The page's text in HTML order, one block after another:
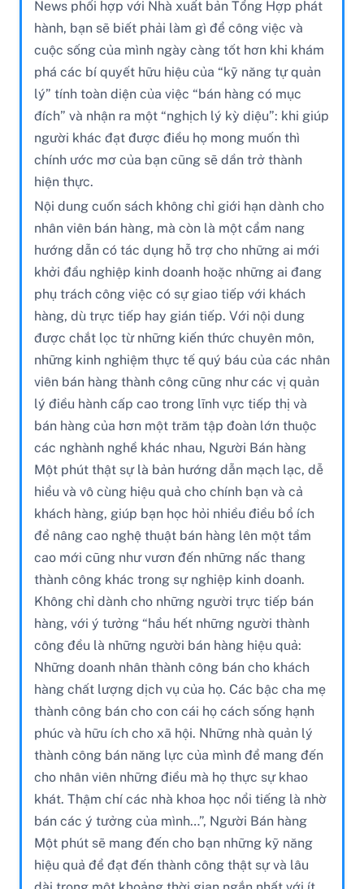
News phối hợp với Nhà xuất bản Tổng Hợp phát
hành, bạn sẽ biết phải làm gì để công việc và
cuộc sống của mình ngày càng tốt hơn khi khám
phá các bí quyết hữu hiệu của “kỹ năng tự quản
lý” tính toàn diện của việc “bán hàng có mục
đích” và nhận ra một “nghịch lý kỳ diệu”: khi giúp
người khác đạt được điều họ mong muốn thì
chính ước mơ của bạn cũng sẽ dần trở thành
hiện thực.
Nội dung cuốn sách không chỉ giới hạn dành cho
nhân viên bán hàng, mà còn là một cẩm nang
hướng dẫn có tác dụng hỗ trợ cho những ai mới
khởi đầu nghiệp kinh doanh hoặc những ai đang
phụ trách công việc có sự giao tiếp với khách
hàng, dù trực tiếp hay gián tiếp. Với nội dung
được chắt lọc từ những kiến thức chuyên môn,
những kinh nghiệm thực tế quý báu của các nhân
viên bán hàng thành công cũng như các vị quản
lý điều hành cấp cao trong lĩnh vực tiếp thị và
bán hàng của hơn một trăm tập đoàn lớn thuộc
các nghành nghề khác nhau, Người Bán hàng
Một phút thật sự là bản hướng dẫn mạch lạc, dễ
hiểu và vô cùng hiệu quả cho chính bạn và cả
khách hàng, giúp bạn học hỏi nhiều điều bổ ích
để nâng cao nghệ thuật bán hàng lên một tầm
cao mới cũng như vươn đến những nấc thang
thành công khác trong sự nghiệp kinh doanh.
Không chỉ dành cho những người trực tiếp bán
hàng, với ý tưởng “hầu hết những người thành
công đều là những người bán hàng hiệu quả:
Những doanh nhân thành công bán cho khách
hàng chất lượng dịch vụ của họ. Các bậc cha mẹ
thành công bán cho con cái họ cách sống hạnh
phúc và hữu ích cho xã hội. Những nhà quản lý
thành công bán năng lực của mình để mang đến
cho nhân viên những điều mà họ thực sự khao
khát. Thậm chí các nhà khoa học nổi tiếng là nhờ
bán các ý tưởng của mình…”, Người Bán hàng
Một phút sẽ mang đến cho bạn những kỹ năng
hiệu quả để đạt đến thành công thật sự và lâu